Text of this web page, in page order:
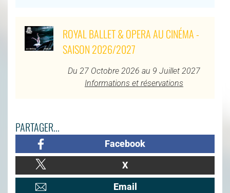
ROYAL BALLET & OPERA AU CINÉMA -
SAISON 2026/2027
Du 27 Octobre 2026 au 9 Juillet 2027
Informations et réservations
PARTAGER...
Facebook
X
Email